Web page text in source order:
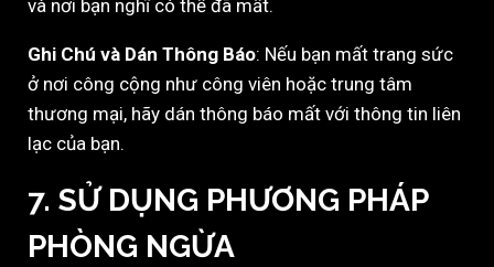
và nơi bạn nghĩ có thể đã mất.
Ghi Chú và Dán Thông Báo: Nếu bạn mất trang sức
ở nơi công cộng như công viên hoặc trung tâm
thương mại, hãy dán thông báo mất với thông tin liên
lạc của bạn.
7. SỬ DỤNG PHƯƠNG PHÁP
PHÒNG NGỪA